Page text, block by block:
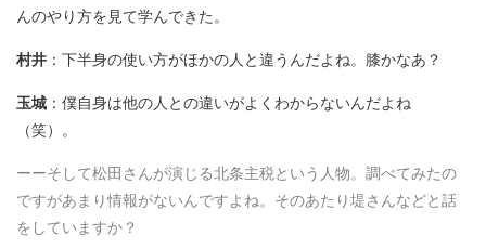
んのやり方を見て学んできた。
村井 ：下半身の使い方がほかの人と違うんだよね。膝かなあ？
玉城 ：僕自身は他の人との違いがよくわからないんだよね
（笑）。
ーーそして松田さんが演じる北条主税という人物。調べてみたの
ですがあまり情報がないんですよね。そのあたり堤さんなどと話
をしていますか？